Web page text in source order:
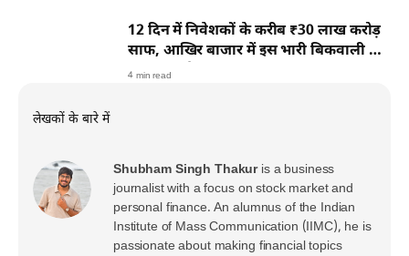
12 दिन में निवेशकों के करीब ₹30 लाख करोड़
साफ, आखिर बाजार में इस भारी बिकवाली की
वजह क्या है?
4 min read
लेखकों के बारे में
Shubham Singh Thakur is a business
journalist with a focus on stock market and
personal finance. An alumnus of the Indian
Institute of Mass Communication (IIMC), he is
passionate about making financial topics